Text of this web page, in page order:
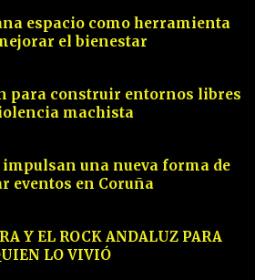
espacio como herramienta
el bienestar
para construir entornos libres
machista
una nueva forma de
eventos en Coruña
Y EL ROCK ANDALUZ PARA
LO VIVIÓ